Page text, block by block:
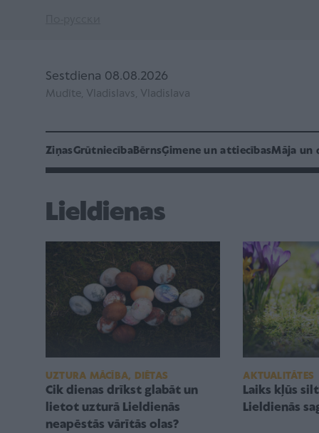
Sestdiena 08.08.2026
Mudīte, Vladislavs, Vladislava
ZiņasGrūtniecībaBērnsĢimene un attiecībasMāja un
Lieldienas
UZTURA MĀCĪBA, DIĒTAS
Cik dienas drīkst glabāt un
lietot uzturā Lieldienās
neapēstās vārītās olas?
AKTUALITĀTES
Laiks kļūs
Lieldienās